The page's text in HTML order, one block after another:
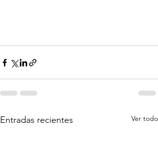
Entradas recientes Ver todo